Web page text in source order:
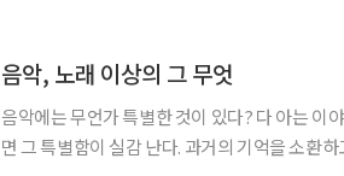
음악, 노래 이상의 그 무엇
음악에는 무언가 특별한 것이 있다? 다 아는 이
면 그 특별함이 실감 난다. 과거의 기억을 소환